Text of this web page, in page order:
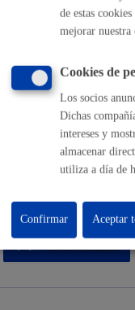
Turismo
Vehículos
Volver al índice
de estas
mejorar nuestra
Cookies de
Los socios
Dichas
intereses y
almacenar
utiliza a día de
Confirmar Aceptar